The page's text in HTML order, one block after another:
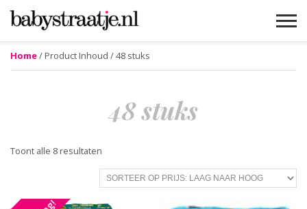
MAMAVLOGS
ZWANGER
BABY
LIFESTYLE
MUSTHAVES
CELEBS
ADVIES
WEBSHOPS
GRATIS
WIN
KORTINGEN
Home/ Product Inhoud / 48 stuks
48 stuks
Toont alle 8 resultaten
op
prijs:
laag